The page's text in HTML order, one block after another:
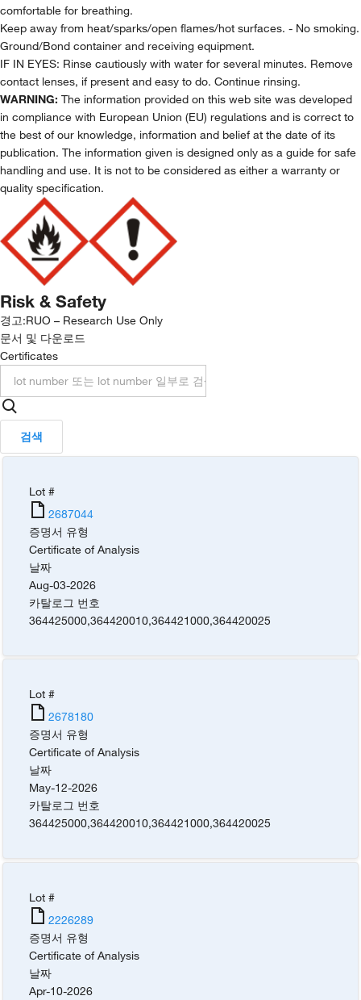
comfortable for breathing.
Keep away from heat/sparks/open flames/hot surfaces. - No smoking.
Ground/Bond container and receiving equipment.
IF IN EYES: Rinse cautiously with water for several minutes. Remove
contact lenses, if present and easy to do. Continue rinsing.
WARNING: The information provided on this web site was developed
in compliance with European Union (EU) regulations and is correct to
the best of our knowledge, information and belief at the date of its
publication. The information given is designed only as a guide for safe
handling and use. It is not to be considered as either a warranty or
quality specification.
Risk & Safety
경고:RUO – Research Use Only
문서 및 다운로드
Certificates
검색
Lot #
2687044
증명서 유형
Certificate of Analysis
날짜
Aug-03-2026
카탈로그 번호
364425000,364420010,364421000,364420025
Lot #
2678180
증명서 유형
Certificate of Analysis
날짜
May-12-2026
카탈로그 번호
364425000,364420010,364421000,364420025
Lot #
2226289
증명서 유형
Certificate of Analysis
날짜
Apr-10-2026